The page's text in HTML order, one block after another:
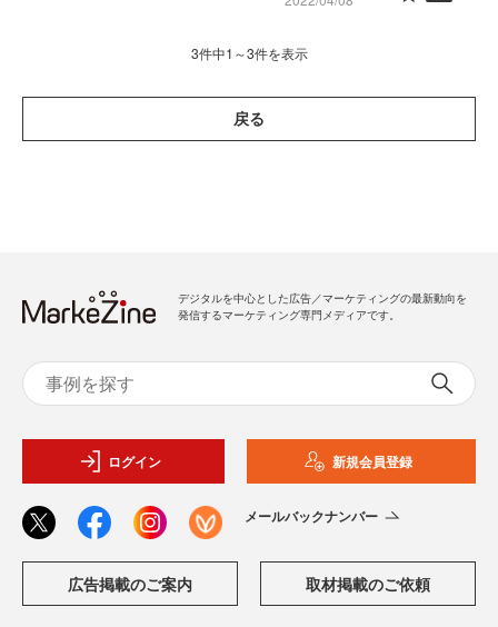
3件中1～3件を表示
戻る
デジタルを中心とした広告／マーケティングの最新動向を
発信するマーケティング専門メディアです。
ログイン 新規会員登録
メールバックナンバー
広告掲載のご案内 取材掲載のご依頼